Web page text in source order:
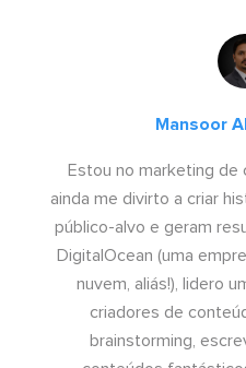
Mansoor
Estou no marketing
ainda me divirto a criar
público-alvo e geram
DigitalOcean (uma
nuvem, aliás!), lidero
criadores de
brainstorming,